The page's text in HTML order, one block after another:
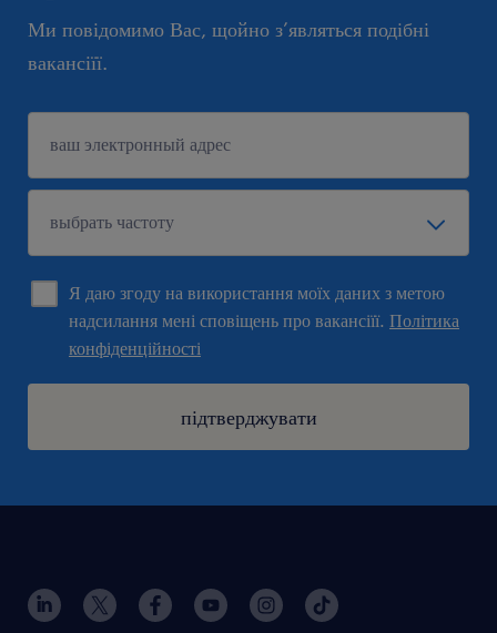
Ми повідомимо Вас, щойно з’являться подібні
вакансіїї.
Я даю згоду на використання моїх даних з метою
надсилання мені сповіщень про вакансіїї. Політика
конфіденційності
підтверджувати